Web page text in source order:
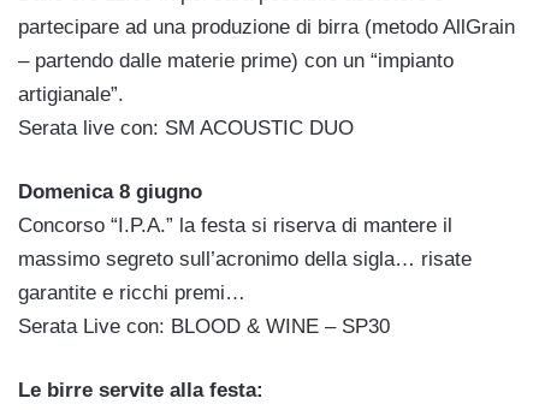
partecipare ad una produzione di birra (metodo AllGrain
– partendo dalle materie prime) con un “impianto
artigianale”.
Serata live con: SM ACOUSTIC DUO
Domenica 8 giugno
Concorso “I.P.A.” la festa si riserva di mantere il
massimo segreto sull’acronimo della sigla… risate
garantite e ricchi premi…
Serata Live con: BLOOD & WINE – SP30
Le birre servite alla festa: